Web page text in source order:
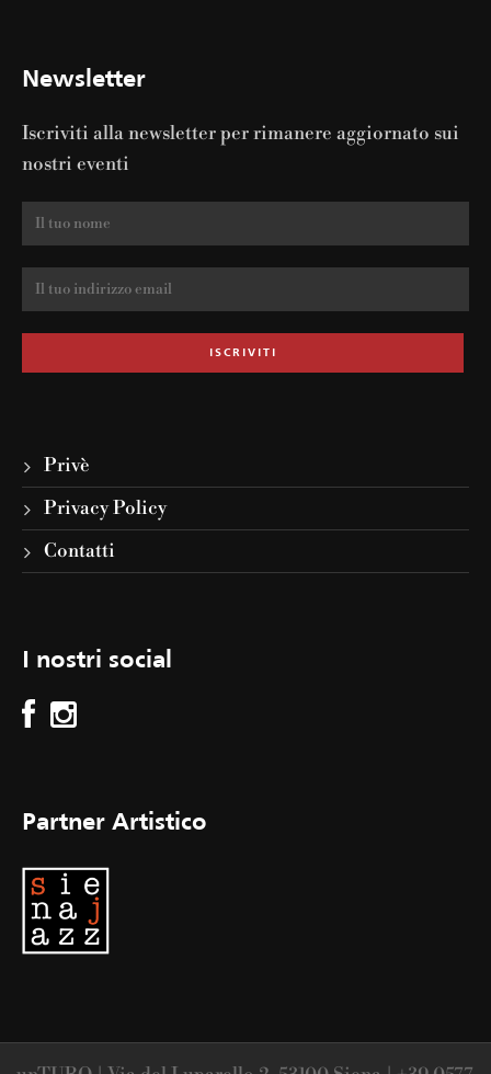
Newsletter
Iscriviti alla newsletter per rimanere aggiornato sui
nostri eventi
Privè
Privacy Policy
Contatti
I nostri social
Partner Artistico